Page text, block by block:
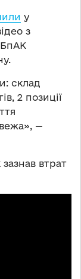
у
з
склад
2 позиції
—
втрат